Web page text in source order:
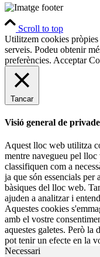
Scroll to top
Utilitzem cookies pròpies
serveis. Podeu obtenir
preferències. Acceptar
Tancar
Visió general de
Aquest lloc web utilitza
mentre navegueu pel lloc
classifiquen com a
ja que són essencials
bàsiques del lloc web.
ajuden a analitzar i
Aquestes cookies
amb el vostre
aquestes galetes. Però la
pot tenir un efecte en la
Necessari